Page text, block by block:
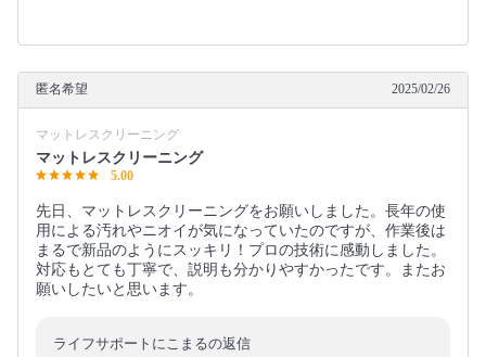
匿名希望 2025/02/26
マットレスクリーニング
マットレスクリーニング
5.00
先日、マットレスクリーニングをお願いしました。長年の使
用による汚れやニオイが気になっていたのですが、作業後は
まるで新品のようにスッキリ！プロの技術に感動しました。
対応もとても丁寧で、説明も分かりやすかったです。またお
願いしたいと思います。
ライフサポートにこまるの返信